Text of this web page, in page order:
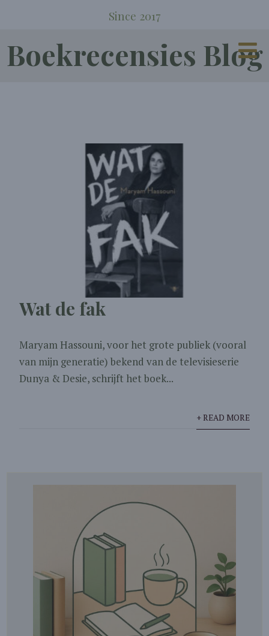
Since 2017
Boekrecensies Blog
Wat de fak
Maryam Hassouni, voor het grote publiek (vooral
van mijn generatie) bekend van de televisieserie
Dunya & Desie, schrijft het boek...
+ READ MORE